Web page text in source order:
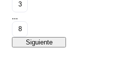
3
...
8
Siguiente